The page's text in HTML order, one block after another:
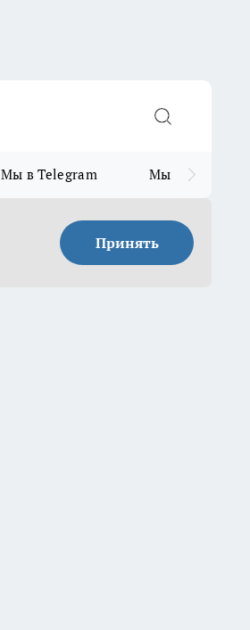
Мы в Telegram Мы в MAX
Принять